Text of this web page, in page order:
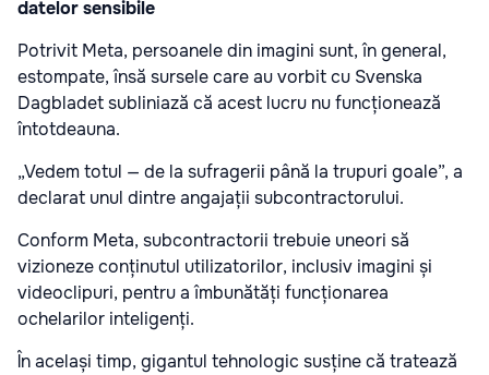
datelor sensibile
Potrivit Meta, persoanele din imagini sunt, în general,
estompate, însă sursele care au vorbit cu Svenska
Dagbladet subliniază că acest lucru nu funcționează
întotdeauna.
„Vedem totul — de la sufragerii până la trupuri goale”, a
declarat unul dintre angajații subcontractorului.
Conform Meta, subcontractorii trebuie uneori să
vizioneze conținutul utilizatorilor, inclusiv imagini și
videoclipuri, pentru a îmbunătăți funcționarea
ochelarilor inteligenți.
În același timp, gigantul tehnologic susține că tratează